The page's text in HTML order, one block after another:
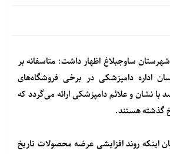
ساوجبلاغ اظهار داشت: متاسفانه بر
اداره دامپزشکی در برخی فروشگاه‌های
با نشان و علائم دامپزشکی ارائه می‌گردد که
گذشته هستند.
اینکه روند افزایشی عرضه محصولات تاریخ